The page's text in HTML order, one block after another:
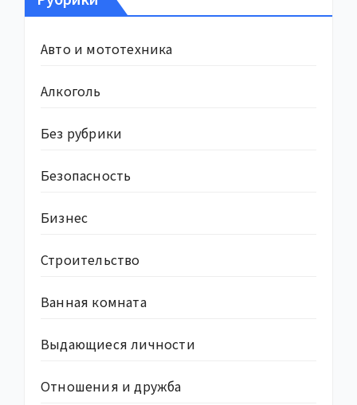
Авто и мототехника
Алкоголь
Без рубрики
Безопасность
Бизнес
Строительство
Ванная комната
Выдающиеся личности
Отношения и дружба